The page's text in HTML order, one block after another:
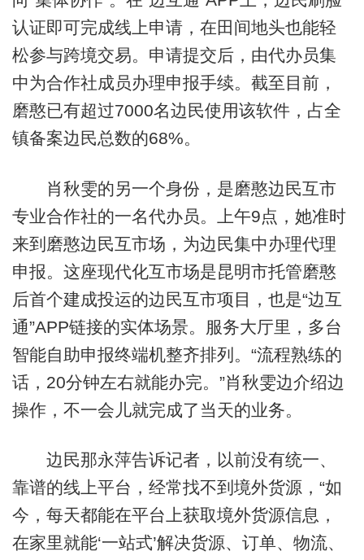
认证即可完成线上申请，在田间地头也能轻
松参与跨境交易。申请提交后，由代办员集
中为合作社成员办理申报手续。截至目前，
磨憨已有超过7000名边民使用该软件，占全
镇备案边民总数的68%。
肖秋雯的另一个身份，是磨憨边民互市
专业合作社的一名代办员。上午9点，她准时
来到磨憨边民互市场，为边民集中办理代理
申报。这座现代化互市场是昆明市托管磨憨
后首个建成投运的边民互市项目，也是“边互
通”APP链接的实体场景。服务大厅里，多台
智能自助申报终端机整齐排列。“流程熟练的
话，20分钟左右就能办完。”肖秋雯边介绍边
操作，不一会儿就完成了当天的业务。
边民那永萍告诉记者，以前没有统一、
靠谱的线上平台，经常找不到境外货源，“如
今，每天都能在平台上获取境外货源信息，
在家里就能‘一站式’解决货源、订单、物流、